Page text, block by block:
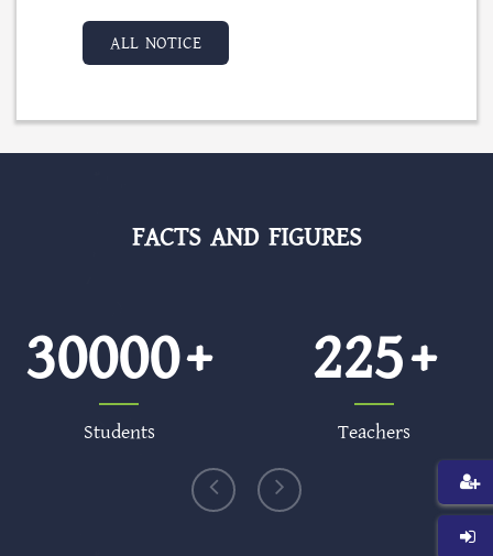
ALL NOTICE
FACTS AND FIGURES
30000
Students
225
Teachers